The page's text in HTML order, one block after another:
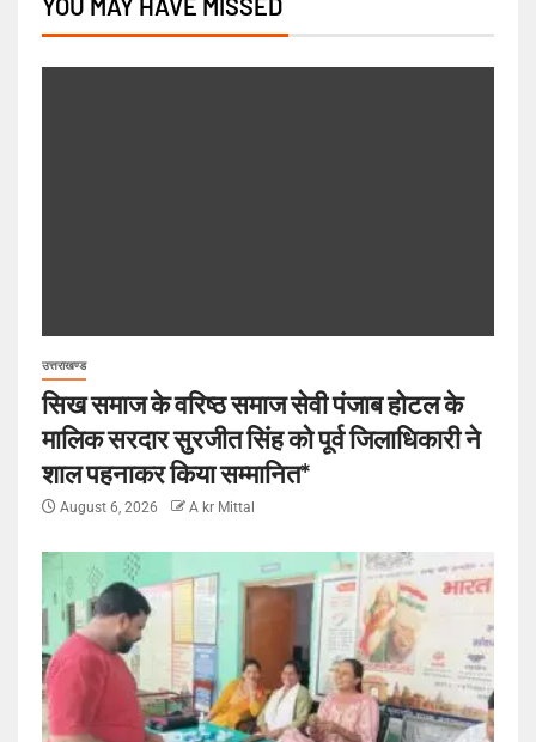
उत्तराखण्ड
सिख समाज के वरिष्ठ समाज सेवी पंजाब होटल के
मालिक सरदार सुरजीत सिंह को पूर्व जिलाधिकारी ने
शाल पहनाकर किया सम्मानित*
August 6, 2026 A kr Mittal